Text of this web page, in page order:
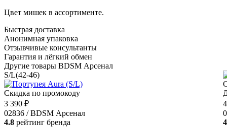
Цвет мишек в ассортименте.
Быстрая доставка
Анонимная упаковка
Отзывчивые консультанты
Гарантия и лёгкий обмен
Другие товары BDSM Арсенал
S/L(42-46)
Скидка по промокоду
3 390 ₽
02836 / BDSM Арсенал
4.8 рейтинг бренда